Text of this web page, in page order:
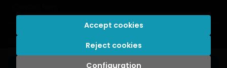
. All rights reserved |
Configuration
Reject cookies
Accept cookies